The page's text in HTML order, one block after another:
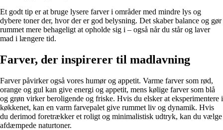
Et godt tip er at bruge lysere farver i områder med mindre lys og
dybere toner der, hvor der er god belysning. Det skaber balance og gør
rummet mere behageligt at opholde sig i – også når du står og laver
mad i længere tid.
Farver, der inspirerer til madlavning
Farver påvirker også vores humør og appetit. Varme farver som rød,
orange og gul kan give energi og appetit, mens kølige farver som blå
og grøn virker beroligende og friske. Hvis du elsker at eksperimentere i
køkkenet, kan en varm farvepalet give rummet liv og dynamik. Hvis
du derimod foretrækker et roligt og minimalistisk udtryk, kan du vælge
afdæmpede naturtoner.